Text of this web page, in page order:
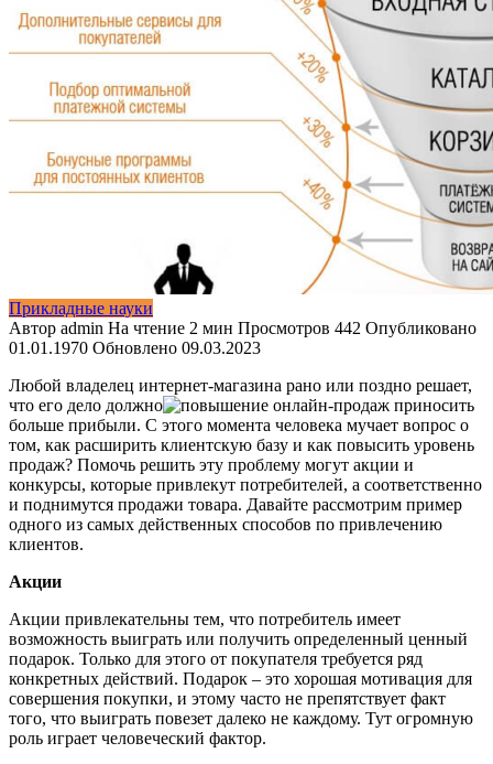
Прикладные науки
Автор admin На чтение 2 мин Просмотров 442 Опубликовано
01.01.1970 Обновлено 09.03.2023
Любой владелец интернет-магазина рано или поздно решает,
что его дело должно
приносить
больше прибыли. С этого момента человека мучает вопрос о
том, как расширить клиентскую базу и как повысить уровень
продаж? Помочь решить эту проблему могут акции и
конкурсы, которые привлекут потребителей, а соответственно
и поднимутся продажи товара. Давайте рассмотрим пример
одного из самых действенных способов по привлечению
клиентов.
Акции
Акции привлекательны тем, что потребитель имеет
возможность выиграть или получить определенный ценный
подарок. Только для этого от покупателя требуется ряд
конкретных действий. Подарок – это хорошая мотивация для
совершения покупки, и этому часто не препятствует факт
того, что выиграть повезет далеко не каждому. Тут огромную
роль играет человеческий фактор.